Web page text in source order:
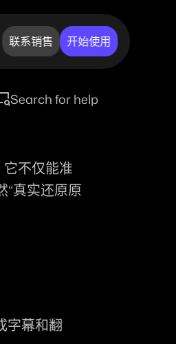
Search for help
不仅能准
真实还原原
字幕和翻
联系销售 开始使用